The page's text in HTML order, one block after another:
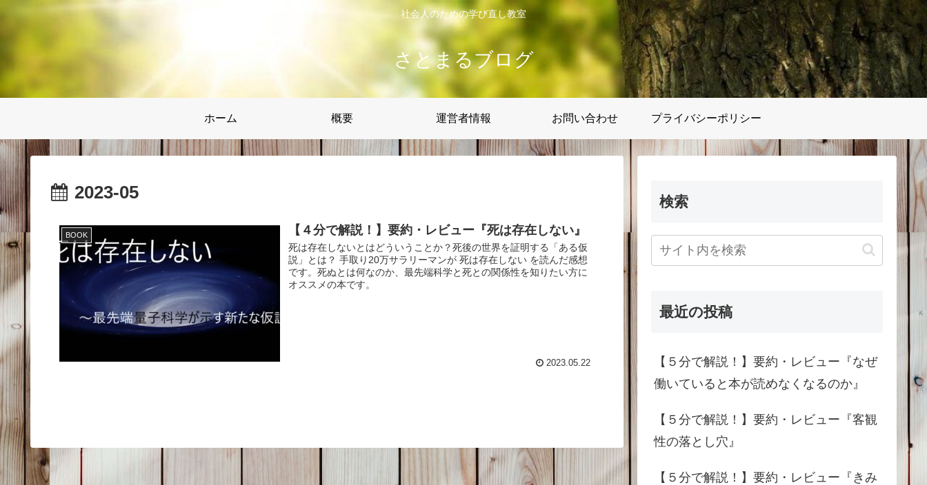
社会人のための学び直し教室
さとまるブログ
ホーム 概要 運営者情報 お問い合わせ プライバシーポリシー
2023-05
BOOK 【４分で解説！】要約・レビュー『死は存在しない』
死は存在しないとはどういうことか？死後の世界を証明する「ある仮
説」とは？ 手取り20万サラリーマンが 死は存在しない を読んだ感想
です。死ぬとは何なのか、最先端科学と死との関係性を知りたい方に
オススメの本です。
2023.05.22
検索
最近の投稿
【５分で解説！】要約・レビュー『なぜ
働いていると本が読めなくなるのか』
【５分で解説！】要約・レビュー『客観
性の落とし穴』
【５分で解説！】要約・レビュー『きみ